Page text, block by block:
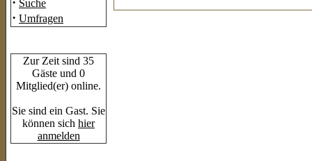
Suche
· Umfragen
Zur Zeit sind 35
Gäste und 0
Mitglied(er) online.
Sie sind ein Gast. Sie
können sich hier
anmelden